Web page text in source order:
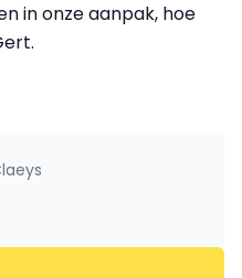
in onze aanpak, hoe